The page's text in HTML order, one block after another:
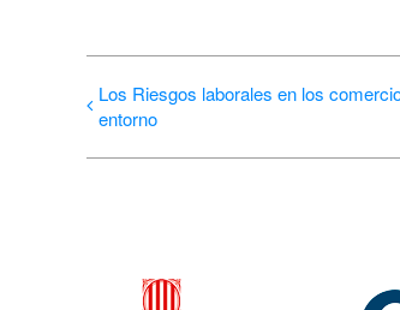
Los Riesgos laborales en los
entorno